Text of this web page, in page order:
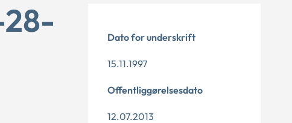
Dato for underskrift
15.11.1997
Offentliggørelsesdato
12.07.2013